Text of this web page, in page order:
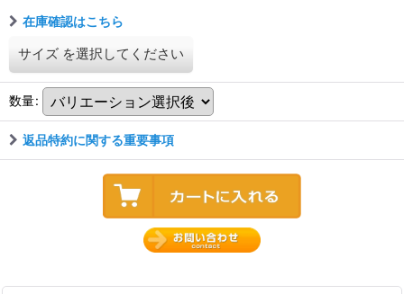
在庫確認はこちら
サイズ を選択してください
数量:
返品特約に関する重要事項